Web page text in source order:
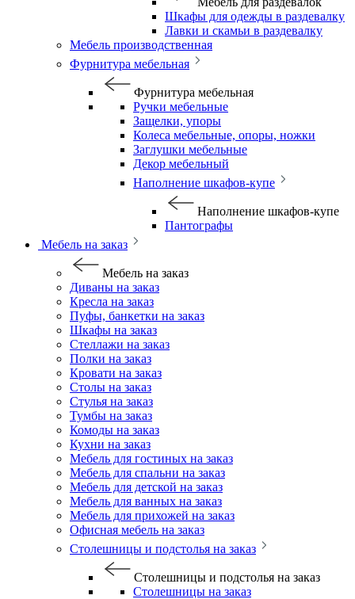
Шкафы для одежды в раздевалку
Лавки и скамьи в раздевалку
Мебель производственная
Фурнитура мебельная
Фурнитура мебельная
Ручки мебельные
Защелки, упоры
Колеса мебельные, опоры, ножки
Заглушки мебельные
Декор мебельный
Наполнение шкафов-купе
Наполнение шкафов-купе
Пантографы
Мебель на заказ
Мебель на заказ
Диваны на заказ
Кресла на заказ
Пуфы, банкетки на заказ
Шкафы на заказ
Стеллажи на заказ
Полки на заказ
Кровати на заказ
Столы на заказ
Стулья на заказ
Тумбы на заказ
Комоды на заказ
Кухни на заказ
Мебель для гостиных на заказ
Мебель для спальни на заказ
Мебель для детской на заказ
Мебель для ванных на заказ
Мебель для прихожей на заказ
Офисная мебель на заказ
Столешницы и подстолья на заказ
Столешницы и подстолья на заказ
Столешницы на заказ